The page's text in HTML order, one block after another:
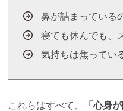
鼻が詰まっている
寝ても休んでも、
気持ちは焦ってい
これらはすべて、
「心身